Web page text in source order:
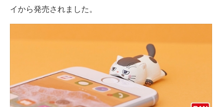
ITの今と未来を見通す
スマホと通信の最新トレンド
好きが集まる 比べて選べる
ビジネスと働き方のヒント
イから発売されました。